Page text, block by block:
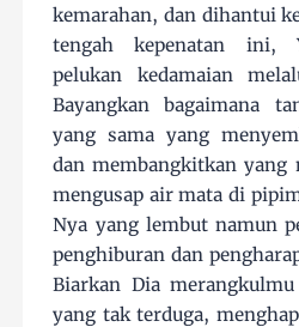
kemarahan, dan dihantui
tengah kepenatan ini,
pelukan kedamaian
Bayangkan bagaimana
yang sama yang
dan membangkitkan yang
mengusap air mata di
Nya yang lembut namun
penghiburan dan
Biarkan Dia
yang tak terduga,